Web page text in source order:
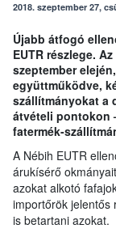
2018. szeptember 27,
Újabb átfogó
EUTR részlege.
szeptember
együttműködve,
szállítmányokat a
átvételi pontokon
fatermék-
A Nébih EUTR
árukísérő
azokat alkotó
importőrök jelentős
is betartani azokat.